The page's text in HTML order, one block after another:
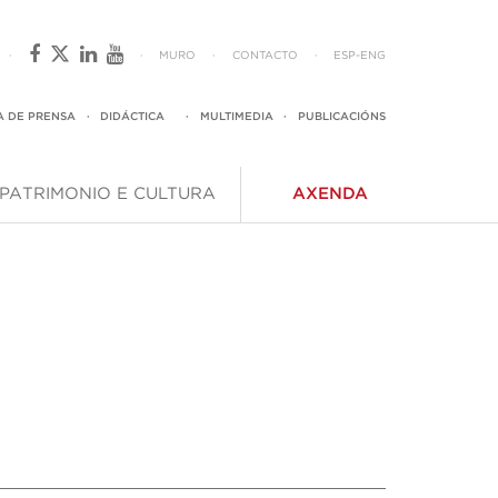
· · MURO · CONTACTO · ESP - ENG
DE PRENSA · DIDÁCTICA · MULTIMEDIA · PUBLICACIÓNS
PATRIMONIO E CULTURA AXENDA